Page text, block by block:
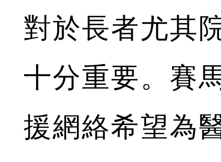
對於長者尤其
十分重要。賽
援網絡希望為